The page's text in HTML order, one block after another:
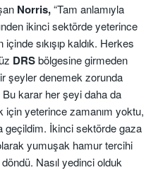
Norris,“Tam anlamıyla
ikinci sektörde yeterince
sıkışıp kaldık. Herkes
DRSbölgesine girmeden
şeyler denemek zorunda
karar her şeyi daha da
için yeterince zamanım yoktu,
geçildim. İkinci sektörde gaza
yumuşak hamur tercihi
Nasıl yedinci olduk